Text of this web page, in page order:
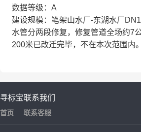
数据等级：A
建设规模：笔架山水厂-东湖水厂
水管分两段修复，修复管道全场约7
200米已改迁完毕，不在本次范围内。
寻标宝
首页
联系我们
联系客服